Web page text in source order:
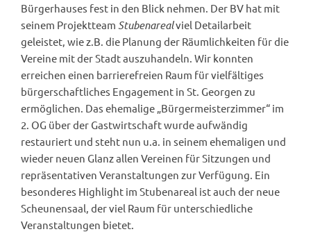
Bürgerhauses fest in den Blick nehmen. Der BV hat mit
seinem Projektteam Stubenarealviel Detailarbeit
geleistet, wie z.B. die Planung der Räumlichkeiten für die
Vereine mit der Stadt auszuhandeln. Wir konnten
erreichen einen barrierefreien Raum für vielfältiges
bürgerschaftliches Engagement in St. Georgen zu
ermöglichen. Das ehemalige „Bürgermeisterzimmer“ im
2. OG über der Gastwirtschaft wurde aufwändig
restauriert und steht nun u.a. in seinem ehemaligen und
wieder neuen Glanz allen Vereinen für Sitzungen und
repräsentativen Veranstaltungen zur Verfügung. Ein
besonderes Highlight im Stubenareal ist auch der neue
Scheunensaal, der viel Raum für unterschiedliche
Veranstaltungen bietet.